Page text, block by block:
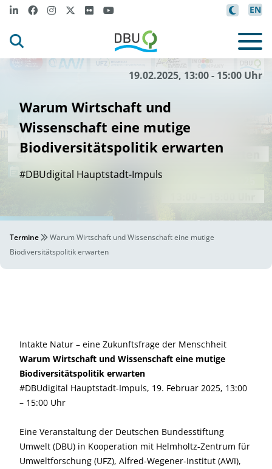
EN
19.02.2025, 13:00 - 15:00 Uhr
Warum Wirtschaft und
Wissenschaft eine mutige
Biodiversitätspolitik erwarten
#DBUdigital Hauptstadt-Impuls
Termine
Warum Wirtschaft und Wissenschaft eine mutige
Biodiversitätspolitik erwarten
Intakte Natur – eine Zukunftsfrage der Menschheit
Warum Wirtschaft und Wissenschaft eine mutige
Biodiversitätspolitik erwarten
#DBUdigital Hauptstadt-Impuls, 19. Februar 2025, 13:00
– 15:00 Uhr
Eine Veranstaltung der Deutschen Bundesstiftung
Umwelt (DBU) in Kooperation mit Helmholtz-Zentrum für
Umweltforschung (UFZ), Alfred-Wegener-Institut (AWI),